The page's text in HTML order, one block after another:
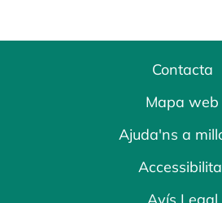
Contacta
Mapa web
Ajuda'ns a